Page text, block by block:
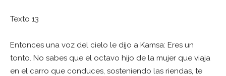
Texto 13
Entonces una voz del cielo le dijo a Kamsa: Eres un
tonto. No sabes que el octavo hijo de la mujer que viaja
en el carro que conduces, sosteniendo las riendas, te